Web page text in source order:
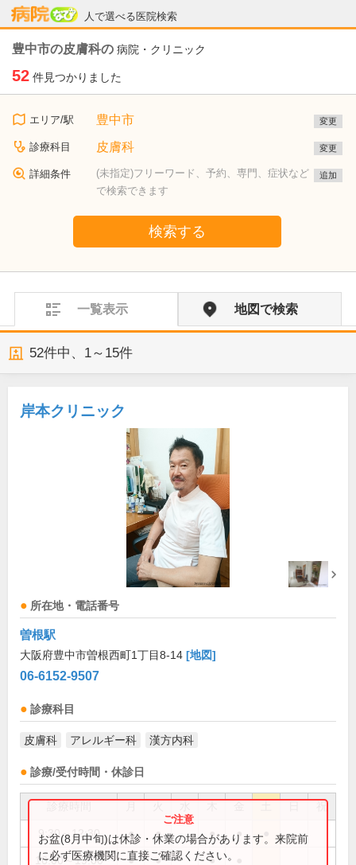
人で選べる医院検索
病院なび
豊中市の皮膚科の 病院・クリニック
52 件見つかりました
エリア/駅 豊中市 変更
診療科目 皮膚科 変更
詳細条件
(未指定)フリーワード、予約、専門、症状など
で検索できます
追加
検索する
一覧表示 地図で検索
52件中、 1～15件
岸本クリニック
所在地・電話番号
曽根駅
大阪府豊中市曽根西町1丁目8-14 [地図]
06-6152-9507
診療科目
皮膚科 アレルギー科 漢方内科
診療/受付時間・休診日
祝
9:30～12:30 ● ● ● ●
16:00～19:00 ● ● ●
お盆(8月中旬)は休診・休業の場合があります。来院前
に必ず医療機関に直接ご確認ください。